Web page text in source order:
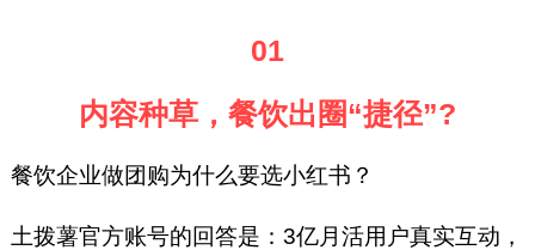
01
内容种草，餐饮出圈“捷径”?
餐饮企业做团购为什么要选小红书？
土拨薯官方账号的回答是：3亿月活用户真实互动，